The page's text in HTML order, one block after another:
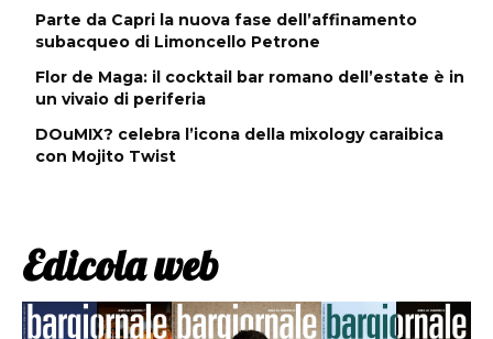
Parte da Capri la nuova fase dell’affinamento
subacqueo di Limoncello Petrone
Flor de Maga: il cocktail bar romano dell’estate è in
un vivaio di periferia
DOuMIX? celebra l’icona della mixology caraibica
con Mojito Twist
Edicola web